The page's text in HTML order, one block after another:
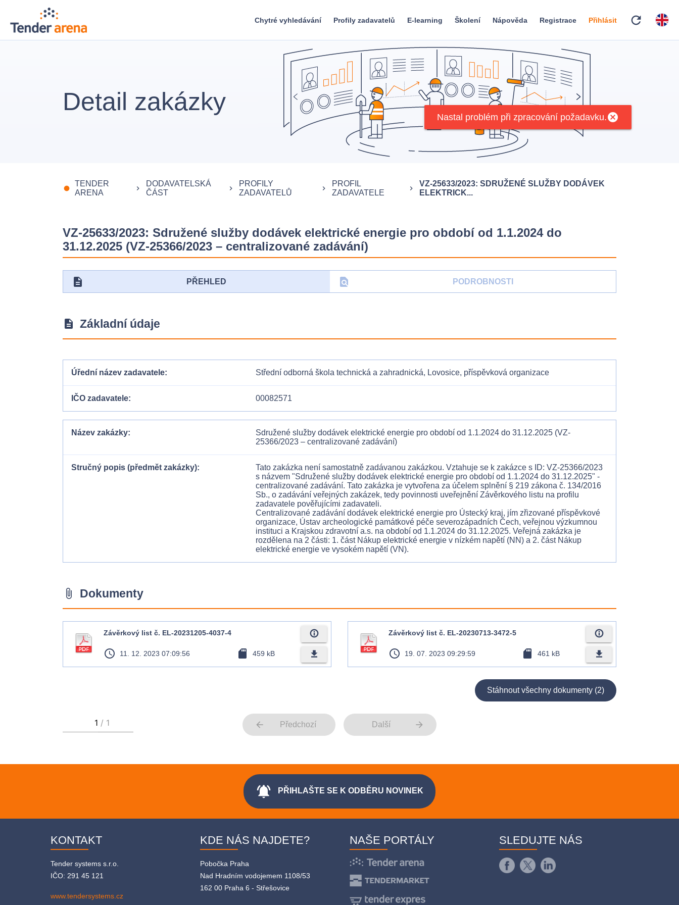
Chytré vyhledávání Profily zadavatelů E-learning Školení Nápověda Registrace Přihlásit refresh
Detail zakázky
fiber_manual_record
TENDER
ARENA
keyboard_arrow_right
DODAVATELSKÁ
ČÁST
keyboard_arrow_right
PROFILY
ZADAVATELŮ
keyboard_arrow_right
PROFIL
ZADAVATELE
keyboard_arrow_right
VZ-25633/2023: SDRUŽENÉ SLUŽBY DODÁVEK
ELEKTRICK...
VZ-25633/2023: Sdružené služby dodávek elektrické energie pro období od 1.1.2024 do
31.12.2025 (VZ-25366/2023 – centralizované zadávání)
description PŘEHLED find_in_page PODROBNOSTI
description Základní údaje
Úřední název zadavatele Střední odborná škola technická a zahradnická, Lovosice, příspěvková organizace
IČO zadavatele 00082571
Název zakázky
Sdružené služby dodávek elektrické energie pro období od 1.1.2024 do 31.12.2025 (VZ-
25366/2023 – centralizované zadávání)
Stručný popis (předmět zakázky)
Tato zakázka není samostatně zadávanou zakázkou. Vztahuje se k zakázce s ID: VZ-25366/2023
s názvem "Sdružené služby dodávek elektrické energie pro období od 1.1.2024 do 31.12.2025" -
centralizované zadávání. Tato zakázka je vytvořena za účelem splnění § 219 zákona č. 134/2016
Sb., o zadávání veřejných zakázek, tedy povinnosti uveřejnění Závěrkového listu na profilu
zadavatele pověřujícími zadavateli.
Centralizované zadávání dodávek elektrické energie pro Ústecký kraj, jím zřizované příspěvkové
organizace, Ústav archeologické památkové péče severozápadních Čech, veřejnou výzkumnou
instituci a Krajskou zdravotní a.s. na období od 1.1.2024 do 31.12.2025. Veřejná zakázka je
rozdělena na 2 části: 1. část Nákup elektrické energie v nízkém napětí (NN) a 2. část Nákup
elektrické energie ve vysokém napětí (VN).
attach_file Dokumenty
Závěrkový list č. EL-20231205-4037-4
access_time 11. 12. 2023 07:09:56 sd_card 459 kB
info_outline
file_download
Závěrkový list č. EL-20230713-3472-5
access_time 19. 07. 2023 09:29:59 sd_card 461 kB
info_outline
file_download
Stáhnout všechny dokumenty (2)
arrow_back Předchozí Další arrow_forward
notifications_active PŘIHLAŠTE SE K ODBĚRU NOVINEK
KONTAKT
Tender systems s.r.o.
IČO: 291 45 121
www.tendersystems.cz
KDE NÁS NAJDETE?
Pobočka Praha
Nad Hradním vodojemem 1108/53
162 00 Praha 6 - Střešovice
NAŠE PORTÁLY SLEDUJTE NÁS
Nastal problém při zpracování požadavku.